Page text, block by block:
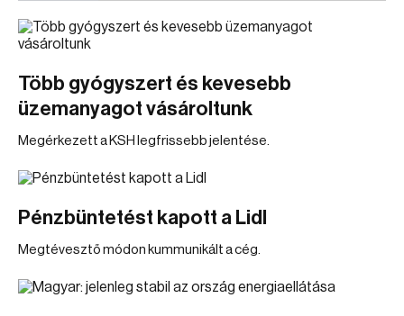
Több gyógyszert és kevesebb
üzemanyagot vásároltunk
Megérkezett a KSH legfrissebb jelentése.
Pénzbüntetést kapott a Lidl
Megtévesztő módon kummunikált a cég.